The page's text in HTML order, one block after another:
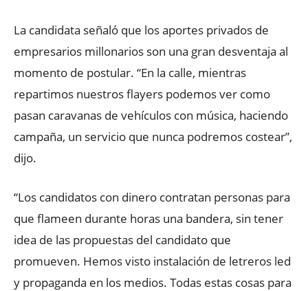
La candidata señaló que los aportes privados de
empresarios millonarios son una gran desventaja al
momento de postular. “En la calle, mientras
repartimos nuestros flayers podemos ver como
pasan caravanas de vehículos con música, haciendo
campaña, un servicio que nunca podremos costear”,
dijo.
“Los candidatos con dinero contratan personas para
que flameen durante horas una bandera, sin tener
idea de las propuestas del candidato que
promueven. Hemos visto instalación de letreros led
y propaganda en los medios. Todas estas cosas para